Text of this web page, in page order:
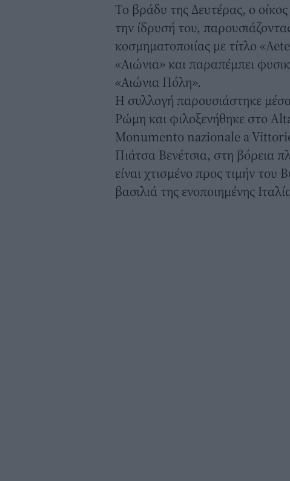
Το βράδυ της Δευτέρας, ο οίκος
την ίδρυσή του,
κοσμηματοποιίας με τίτλο
«Αιώνια» και παραπέμπει
«Αιώνια Πόλη».
Η συλλογή παρουσιάστηκε
Ρώμη και φιλοξενήθηκε στο
Monumento nazionale a
Πιάτσα Βενέτσια, στη βόρεια
είναι χτισμένο προς τιμήν
βασιλιά της ενοποιημένης